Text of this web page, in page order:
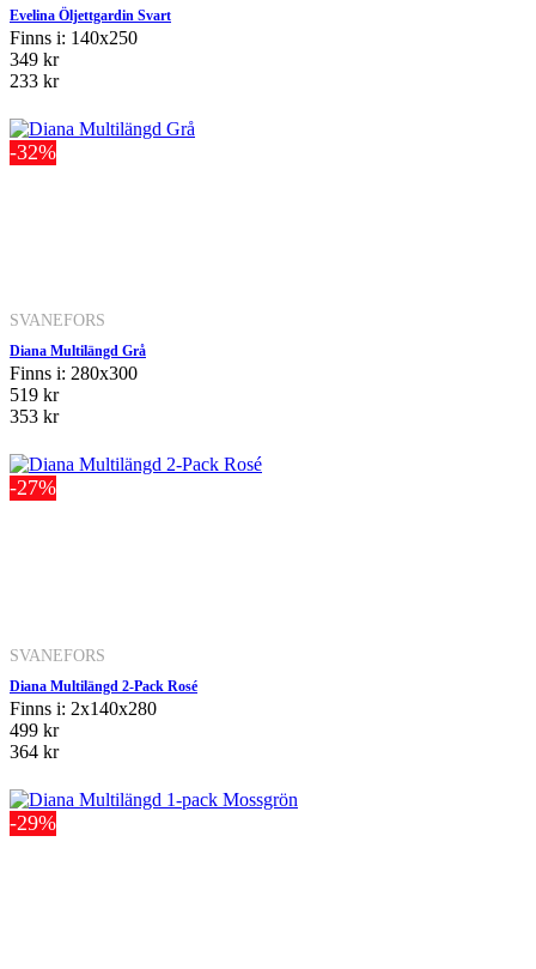
Evelina Öljettgardin Svart
Finns i: 140x250
349 kr
233 kr
-32%
SVANEFORS
Diana Multilängd Grå
Finns i: 280x300
519 kr
353 kr
-27%
SVANEFORS
Diana Multilängd 2-Pack Rosé
Finns i: 2x140x280
499 kr
364 kr
-29%